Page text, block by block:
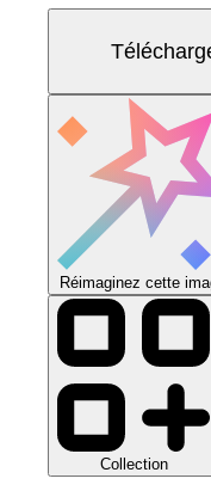
Réimaginez cette
Collection